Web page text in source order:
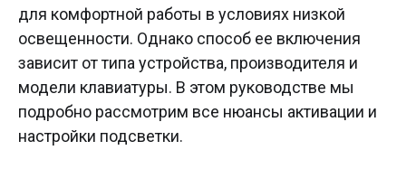
для комфортной работы в условиях низкой
освещенности. Однако способ ее включения
зависит от типа устройства, производителя и
модели клавиатуры. В этом руководстве мы
подробно рассмотрим все нюансы активации и
настройки подсветки.